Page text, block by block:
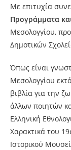
Με επιτυχία
Προγράμματα
Μεσολογγίου,
Δημοτικών
Όπως είναι
Μεσολογγίου
βιβλία για την
άλλων ποιητών
Ελληνική
Χαρακτικά του
Ιστορικού